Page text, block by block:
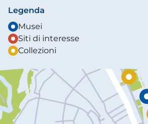
Legenda
Musei
Siti di interesse
Collezioni